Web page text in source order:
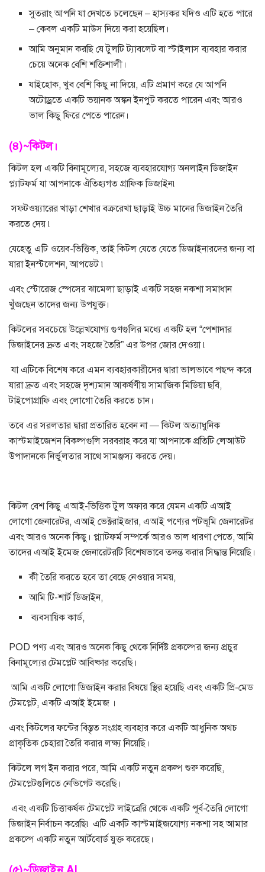
সুতরাং আপনি যা দেখতে চলেছেন – হাস্যকর যদিও এটি হতে পারে
– কেবল একটি মাউস দিয়ে করা হয়েছিল।
আমি অনুমান করছি যে টুলটি ট্যাবলেট বা স্টাইলাস ব্যবহার করার
চেয়ে অনেক বেশি শক্তিশালী।
যাইহোক, খুব বেশি কিছু না দিয়ে, এটি প্রমাণ করে যে আপনি
অটোড্রতে একটি ভয়ানক অঙ্কন ইনপুট করতে পারেন এবং আরও
ভাল কিছু ফিরে পেতে পারেন।
(৪)~কিটল।
কিটল হল একটি বিনামূল্যের, সহজে ব্যবহারযোগ্য অনলাইন ডিজাইন
প্ল্যাটফর্ম যা আপনাকে ঐতিহ্যগত গ্রাফিক ডিজাইন৷
সফ্টওয়্যারের খাড়া শেখার বক্ররেখা ছাড়াই উচ্চ মানের ডিজাইন তৈরি
করতে দেয় ৷
যেহেতু এটি ওয়েব-ভিত্তিক, তাই কিটল যেতে যেতে ডিজাইনারদের জন্য বা
যারা ইনস্টলেশন, আপডেট ৷
এবং স্টোরেজ স্পেসের ঝামেলা ছাড়াই একটি সহজ নকশা সমাধান
খুঁজছেন তাদের জন্য উপযুক্ত।
কিটলের সবচেয়ে উল্লেখযোগ্য গুণগুলির মধ্যে একটি হল “পেশাদার
ডিজাইনের দ্রুত এবং সহজে তৈরি” এর উপর জোর দেওয়া ৷
যা এটিকে বিশেষ করে এমন ব্যবহারকারীদের দ্বারা ভালভাবে পছন্দ করে
যারা দ্রুত এবং সহজে দৃশ্যমান আকর্ষণীয় সামাজিক মিডিয়া ছবি,
টাইপোগ্রাফি এবং লোগো তৈরি করতে চান।
তবে এর সরলতার দ্বারা প্রতারিত হবেন না — কিটল অত্যাধুনিক
কাস্টমাইজেশন বিকল্পগুলি সরবরাহ করে যা আপনাকে প্রতিটি লেআউট
উপাদানকে নির্ভুলতার সাথে সামঞ্জস্য করতে দেয়।
কিটল বেশ কিছু এআই-ভিত্তিক টুল অফার করে যেমন একটি এআই
লোগো জেনারেটর, এআই ভেক্টরাইজার, এআই পণ্যের পটভূমি জেনারেটর
এবং আরও অনেক কিছু। প্ল্যাটফর্ম সম্পর্কে আরও ভাল ধারণা পেতে, আমি
তাদের এআই ইমেজ জেনারেটরটি বিশেষভাবে তদন্ত করার সিদ্ধান্ত নিয়েছি।
কী তৈরি করতে হবে তা বেছে নেওয়ার সময়,
আমি টি-শার্ট ডিজাইন,
ব্যবসায়িক কার্ড,
POD পণ্য এবং আরও অনেক কিছু থেকে নির্দিষ্ট প্রকল্পের জন্য প্রচুর
বিনামূল্যের টেমপ্লেট আবিষ্কার করেছি।
আমি একটি লোগো ডিজাইন করার বিষয়ে স্থির হয়েছি এবং একটি প্রি-মেড
টেমপ্লেট, একটি এআই ইমেজ ।
এবং কিটলের ফন্টের বিস্তৃত সংগ্রহ ব্যবহার করে একটি আধুনিক অথচ
প্রাকৃতিক চেহারা তৈরি করার লক্ষ্য নিয়েছি।
কিটলে লগ ইন করার পরে, আমি একটি নতুন প্রকল্প শুরু করেছি,
টেমপ্লেটগুলিতে নেভিগেট করেছি।
এবং একটি চিত্তাকর্ষক টেমপ্লেট লাইব্রেরি থেকে একটি পূর্ব-তৈরি লোগো
ডিজাইন নির্বাচন করেছি৷ এটি একটি কাস্টমাইজযোগ্য নকশা সহ আমার
প্রকল্পে একটি নতুন আর্টবোর্ড যুক্ত করেছে।